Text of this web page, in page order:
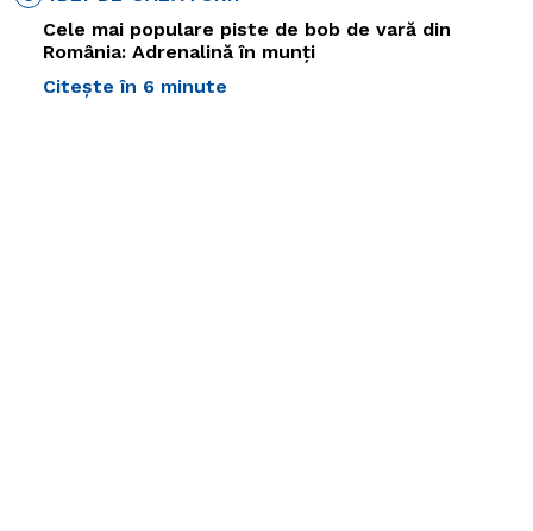
Cele mai populare piste de bob de vară din
România: Adrenalină în munți
Citește în 6 minute